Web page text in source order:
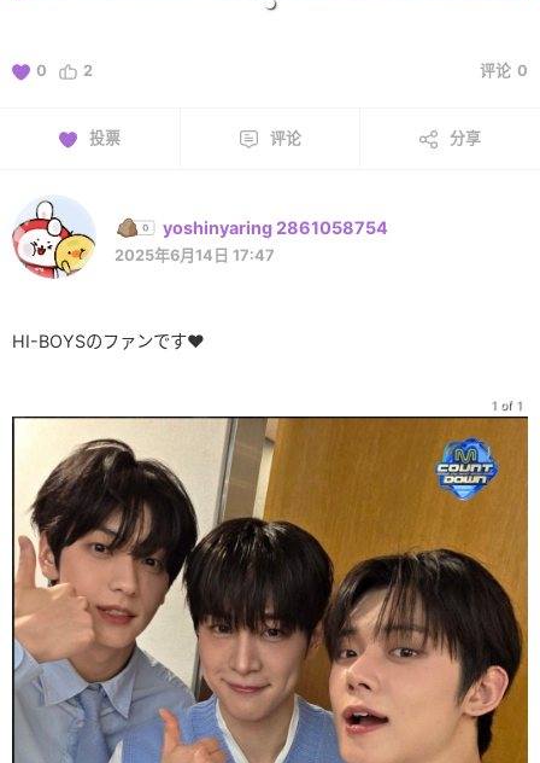
0 2 评论 0
投票 评论 分享
yoshinyaring 2861058754
2025年6月14日 17:47
HI-BOYSのファンです❤
1 of 1